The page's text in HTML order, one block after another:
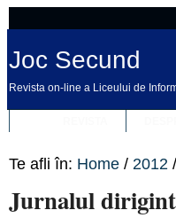
Joc Secund
Revista on-line a Liceului de
Te afli în: Home / 2012 /
Jurnalul